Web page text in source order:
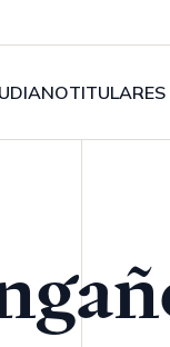
TITULARES